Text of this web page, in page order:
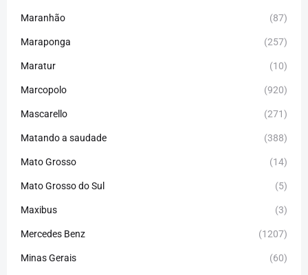
Maranhão (87)
Maraponga (257)
Maratur (10)
Marcopolo (920)
Mascarello (271)
Matando a saudade (388)
Mato Grosso (14)
Mato Grosso do Sul (5)
Maxibus (3)
Mercedes Benz (1207)
Minas Gerais (60)